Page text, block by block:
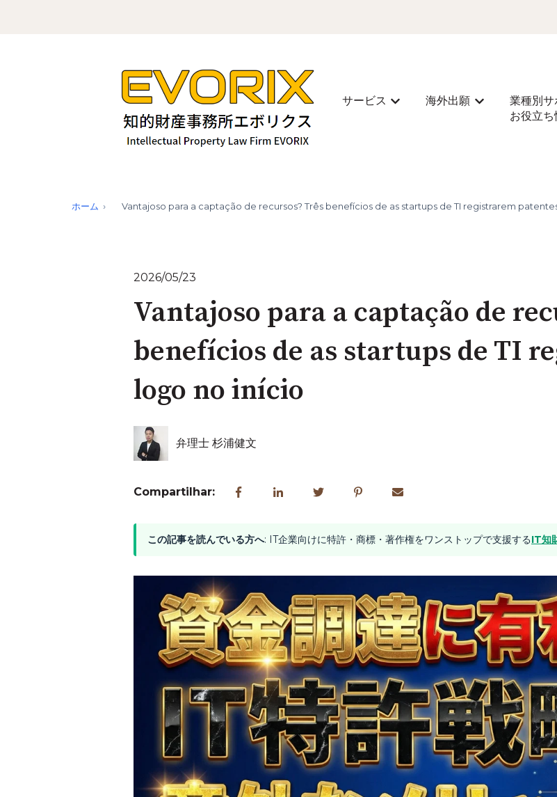
サービス
Mostrar submenu para サービ
海外出願
Mostrar
業種別サ
お役立ち
ホーム Vantajoso para a captação de recursos? Três benefícios de as startups de TI registrarem
2026/05/23
Vantajoso para a captação de
benefícios de as startups de TI
logo no início
弁理士 杉浦健文
Compartilhar:
この記事を読んでいる方へ: IT企業向けに特許・商標・著作権をワンストップで支援するIT知